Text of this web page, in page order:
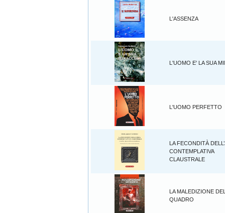
L'ASSENZA
L'UOMO E' LA SUA
L'UOMO PERFETTO
LA FECONDITÀ
CONTEMPLATIVA
CLAUSTRALE
LA MALEDIZIONE
QUADRO